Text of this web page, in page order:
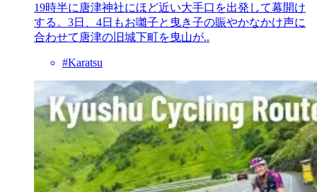
19時半に唐津神社にほど近い大手口を出発して幕開け
する。3日、4日もお囃子と曳き子の賑やかなかけ声に
合わせて唐津の旧城下町を曳山が..
#Karatsu